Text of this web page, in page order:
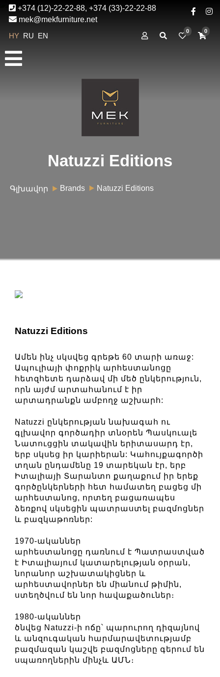
+374 (12)-22-22-88, +374 (33)-22-22-88
mek@mekfurniture.net
HY RU EN
0 0
Natuzzi Editions
Գլխավոր Brands Natuzzi Editions
Natuzzi Editions
Ամեն ինչ սկսվեց գրեթե 60 տարի առաջ:
Ապուլիայի փոքրիկ արհեստանոցը
հետզհետե դարձավ մի մեծ ընկերություն,
որն այժմ արտահանում է իր
արտադրանքն ամբողջ աշխարհ:
Natuzzi ընկերության նախագահ ու
գլխավոր գործադիր տնօրեն Պասկուալե
Նատուցցին տակավին երիտասարդ էր,
երբ սկսեց իր կարիերան: Կահույքագործի
տղան ընդամենը 19 տարեկան էր, երբ
Իտալիայի Տարանտո քաղաքում իր երեք
գործընկերների հետ համատեղ բացեց մի
արհեստանոց, որտեղ բացառապես
ձեռքով սկսեցին պատրաստել բազմոցներ
և բազկաթոռներ:
1970-ականներ
արհեստանոցը դառնում է Պատրաստված
է Իտալիայում կատարելության օրրան,
նորանոր աշխատակիցներ և
արհեստավորներ են միանում թիմին,
ստեղծվում են նոր հավաքածուներ։
1980-ականներ
ծնվեց Natuzzi-ի ոճը՝ պարուրող դիզայնով
և անզուգական հարմարավետությամբ
բազմազան կաշվե բազմոցները գերում են
սպառողներին մինչև ԱՄՆ։